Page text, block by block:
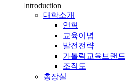
Introduction
대학소개
연혁
교육이념
발전전략
가톨릭교육브랜드
조직도
총장실